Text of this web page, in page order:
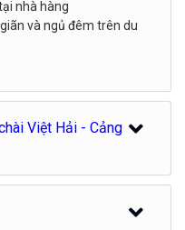
nhà hàng
và ngủ đêm trên du
Việt Hải - Cảng
lợi, quý khách có thể